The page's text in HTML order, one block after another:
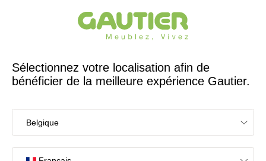
Créateur et fabricant français depuis 65 ans
Accueil Collections Mervent